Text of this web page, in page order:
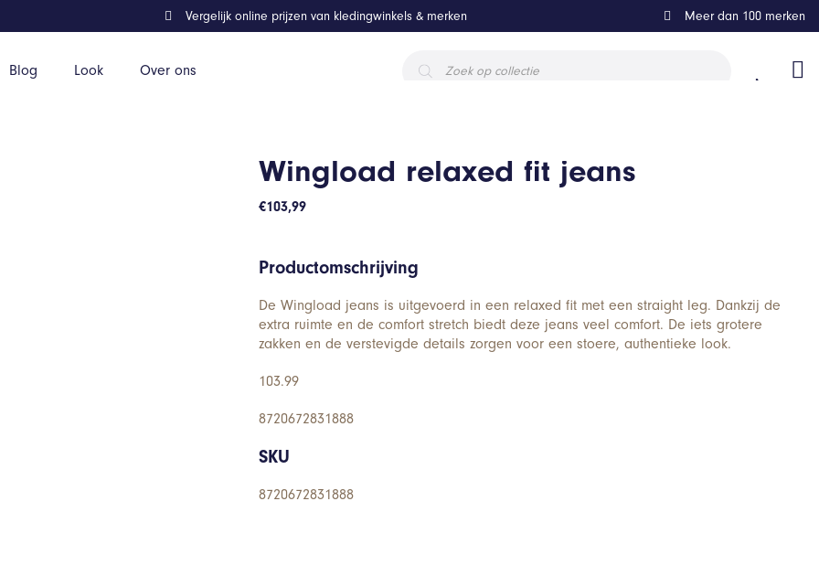
Blog Look Over ons
zoeken
Vergelijk online prijzen van kledingwinkels & merken Meer dan 100 merken
Wingload relaxed fit jeans
€103,99
Productomschrijving
De Wingload jeans is uitgevoerd in een relaxed fit met een straight leg. Dankzij de
extra ruimte en de comfort stretch biedt deze jeans veel comfort. De iets grotere
zakken en de verstevigde details zorgen voor een stoere, authentieke look.
103.99
8720672831888
SKU
8720672831888